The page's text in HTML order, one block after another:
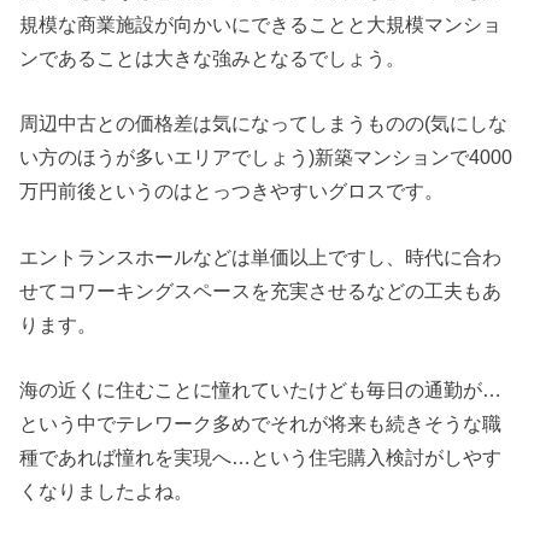
規模な商業施設が向かいにできることと大規模マンショ
ンであることは大きな強みとなるでしょう。
周辺中古との価格差は気になってしまうものの(気にしな
い方のほうが多いエリアでしょう)新築マンションで4000
万円前後というのはとっつきやすいグロスです。
エントランスホールなどは単価以上ですし、時代に合わ
せてコワーキングスペースを充実させるなどの工夫もあ
ります。
海の近くに住むことに憧れていたけども毎日の通勤が…
という中でテレワーク多めでそれが将来も続きそうな職
種であれば憧れを実現へ…という住宅購入検討がしやす
くなりましたよね。